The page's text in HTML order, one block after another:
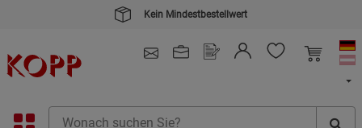
Kein Mindestbestellwert